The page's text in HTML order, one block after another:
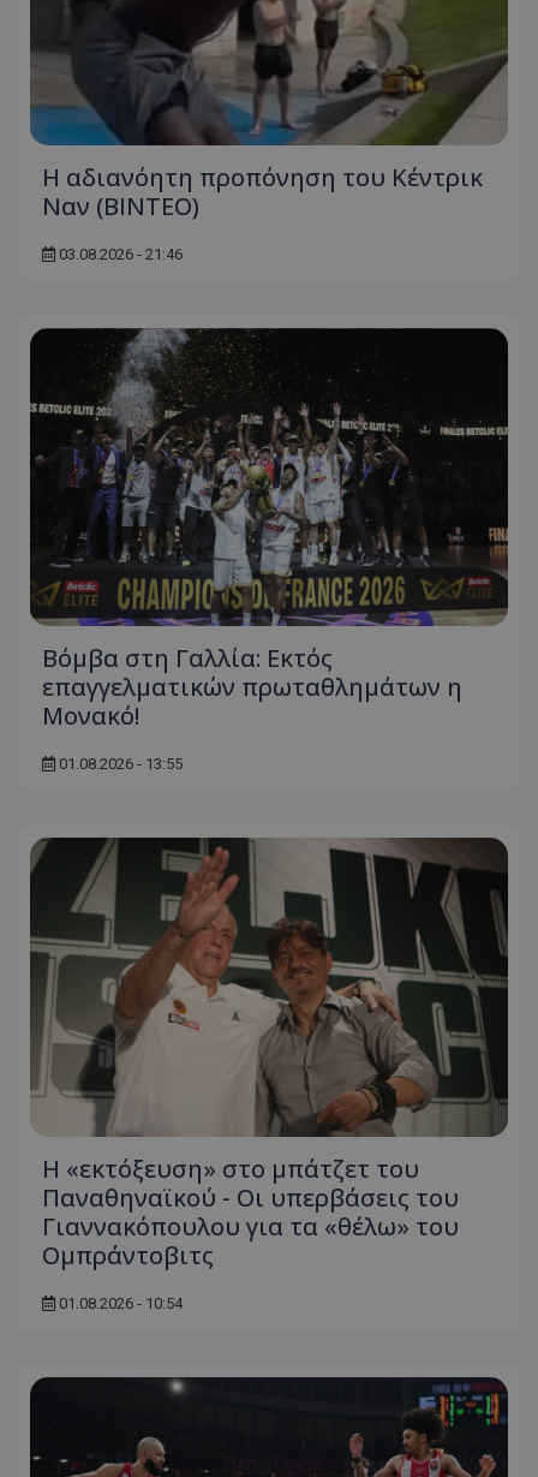
Η αδιανόητη προπόνηση του Κέντρικ
Ναν (BINTEO)
03.08.2026 - 21:46
Βόμβα στη Γαλλία: Εκτός
επαγγελματικών πρωταθλημάτων η
Μονακό!
01.08.2026 - 13:55
Η «εκτόξευση» στο μπάτζετ του
Παναθηναϊκού - Οι υπερβάσεις του
Γιαννακόπουλου για τα «θέλω» του
Ομπράντοβιτς
01.08.2026 - 10:54